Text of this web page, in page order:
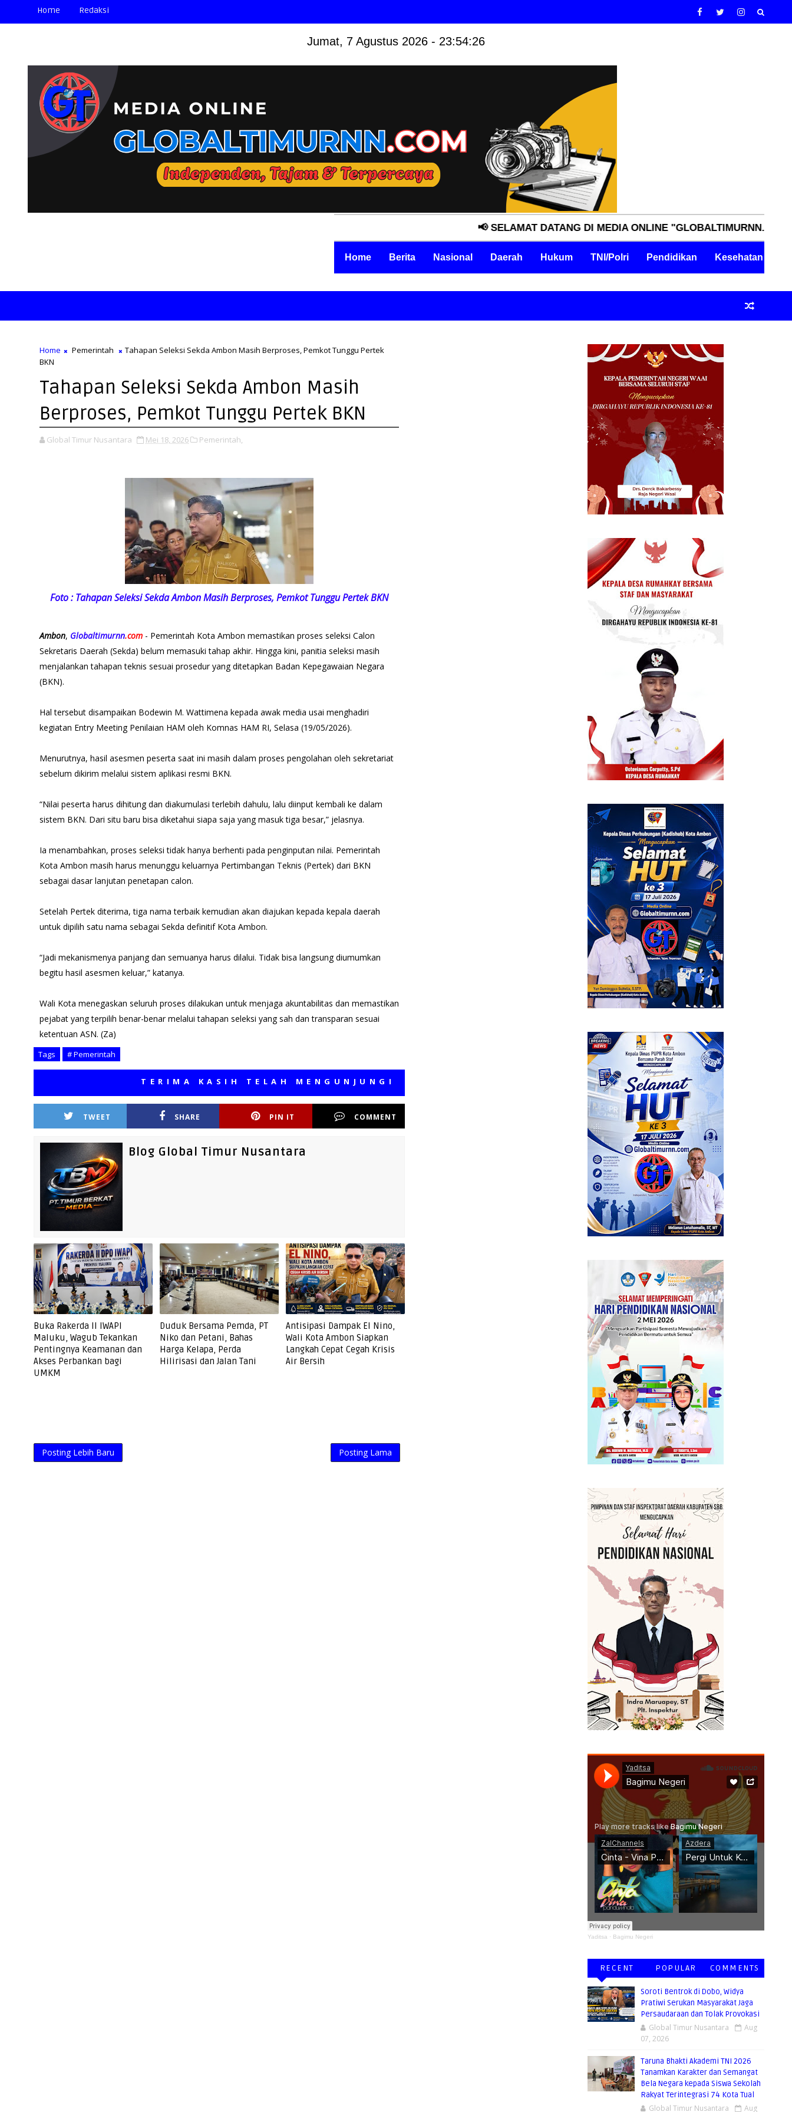
Home Redaksi
Jumat, 7 Agustus 2026 - 23:54:27
📢 SELAMAT DATANG DI MEDIA ONLINE "GLOBALTIMURNN.COM"
Home Berita Nasional Daerah Hukum TNI/Polri Pendidikan Kesehatan
Home Pemerintah
Tahapan Seleksi Sekda Ambon Masih Berproses, Pemkot Tunggu Pertek
BKN
Tahapan Seleksi Sekda Ambon Masih
Berproses, Pemkot Tunggu Pertek BKN
Global Timur Nusantara Mei 18, 2026 Pemerintah,
Foto : Tahapan Seleksi Sekda Ambon Masih Berproses, Pemkot Tunggu Pertek BKN
Ambon, Globaltimurnn.com - Pemerintah Kota Ambon memastikan proses seleksi Calon
Sekretaris Daerah (Sekda) belum memasuki tahap akhir. Hingga kini, panitia seleksi masih
menjalankan tahapan teknis sesuai prosedur yang ditetapkan Badan Kepegawaian Negara
(BKN).
Hal tersebut disampaikan Bodewin M. Wattimena kepada awak media usai menghadiri
kegiatan Entry Meeting Penilaian HAM oleh Komnas HAM RI, Selasa (19/05/2026).
Menurutnya, hasil asesmen peserta saat ini masih dalam proses pengolahan oleh sekretariat
sebelum dikirim melalui sistem aplikasi resmi BKN.
“Nilai peserta harus dihitung dan diakumulasi terlebih dahulu, lalu diinput kembali ke dalam
sistem BKN. Dari situ baru bisa diketahui siapa saja yang masuk tiga besar,” jelasnya.
Ia menambahkan, proses seleksi tidak hanya berhenti pada penginputan nilai. Pemerintah
Kota Ambon masih harus menunggu keluarnya Pertimbangan Teknis (Pertek) dari BKN
sebagai dasar lanjutan penetapan calon.
Setelah Pertek diterima, tiga nama terbaik kemudian akan diajukan kepada kepala daerah
untuk dipilih satu nama sebagai Sekda definitif Kota Ambon.
“Jadi mekanismenya panjang dan semuanya harus dilalui. Tidak bisa langsung diumumkan
begitu hasil asesmen keluar,” katanya.
Wali Kota menegaskan seluruh proses dilakukan untuk menjaga akuntabilitas dan memastikan
pejabat yang terpilih benar-benar melalui tahapan seleksi yang sah dan transparan sesuai
ketentuan ASN. (Za)
Tags # Pemerintah
TERIMA KASIH TELAH MENGUNJUNGI MEDIA KAMI, SEMOGA BERMANFAAT
TWEET SHARE PIN IT COMMENT
Blog Global Timur Nusantara
Buka Rakerda II IWAPI
Maluku, Wagub Tekankan
Pentingnya Keamanan dan
Akses Perbankan bagi
UMKM
Duduk Bersama Pemda, PT
Niko dan Petani, Bahas
Harga Kelapa, Perda
Hilirisasi dan Jalan Tani
Antisipasi Dampak El Nino,
Wali Kota Ambon Siapkan
Langkah Cepat Cegah Krisis
Air Bersih
Posting Lebih Baru Posting Lama
Yaditsa · Bagimu Negeri
RECENT POPULAR COMMENTS
Soroti Bentrok di Dobo, Widya
Pratiwi Serukan Masyarakat Jaga
Persaudaraan dan Tolak Provokasi
Global Timur Nusantara
Aug
07, 2026
Taruna Bhakti Akademi TNI 2026
Tanamkan Karakter dan Semangat
Bela Negara kepada Siswa Sekolah
Rakyat Terintegrasi 74 Kota Tual
Global Timur Nusantara Aug